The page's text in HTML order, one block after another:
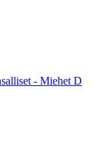
- Miehet D